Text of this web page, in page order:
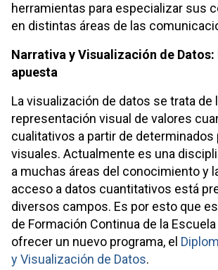
herramientas para especializar sus
en distintas áreas de las
Narrativa y Visualización de Datos:
apuesta
La visualización de datos se trata de
representación visual de valores
cualitativos a partir de determinados
visuales. Actualmente es una
a muchas áreas del conocimiento y
acceso a datos cuantitativos está
diversos campos. Es por esto que
de Formación Continua de la
ofrecer un nuevo programa, el
y Visualización de Datos.